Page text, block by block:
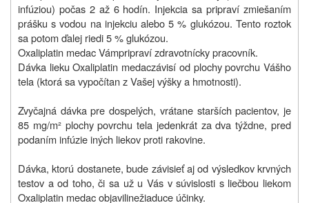
infúziou) počas 2 až 6 hodín. Injekcia sa pripraví zmiešaním
prášku s vodou na injekciu alebo 5 % glukózou. Tento roztok
sa potom ďalej riedi 5 % glukózou.
Oxaliplatin medac Vámpripraví zdravotnícky pracovník.
Dávka lieku Oxaliplatin medaczávisí od plochy povrchu Vášho
tela (ktorá sa vypočítanz Vašej výšky a hmotnosti).
Zvyčajná dávka pre dospelých, vrátane starších pacientov, je
85 mg/m² plochy povrchu tela jedenkrát za dva týždne, pred
podaním infúzie iných liekov proti rakovine.
Dávka, ktorú dostanete, bude závisieť aj od výsledkov krvných
testov a od toho, či sa už u Vás v súvislosti s liečbou liekom
Oxaliplatin medac objavilinežiaduce účinky.